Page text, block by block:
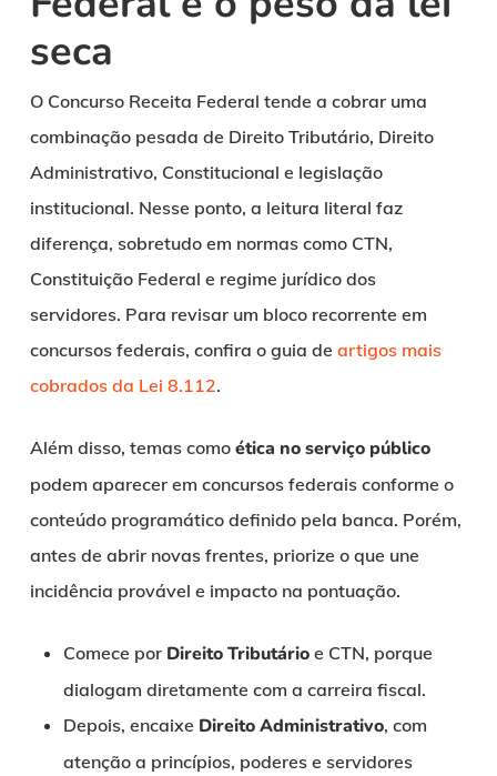
seca
O Concurso Receita Federal tende a cobrar uma
combinação pesada de Direito Tributário, Direito
Administrativo, Constitucional e legislação
institucional. Nesse ponto, a leitura literal faz
diferença, sobretudo em normas como CTN,
Constituição Federal e regime jurídico dos
servidores. Para revisar um bloco recorrente em
concursos federais, confira o guia de artigos mais
cobrados da Lei 8.112.
Além disso, temas como ética no serviço público
podem aparecer em concursos federais conforme o
conteúdo programático definido pela banca. Porém,
antes de abrir novas frentes, priorize o que une
incidência provável e impacto na pontuação.
Comece por Direito Tributárioe CTN, porque
dialogam diretamente com a carreira fiscal.
Depois, encaixe Direito Administrativo, com
atenção a princípios, poderes e servidores